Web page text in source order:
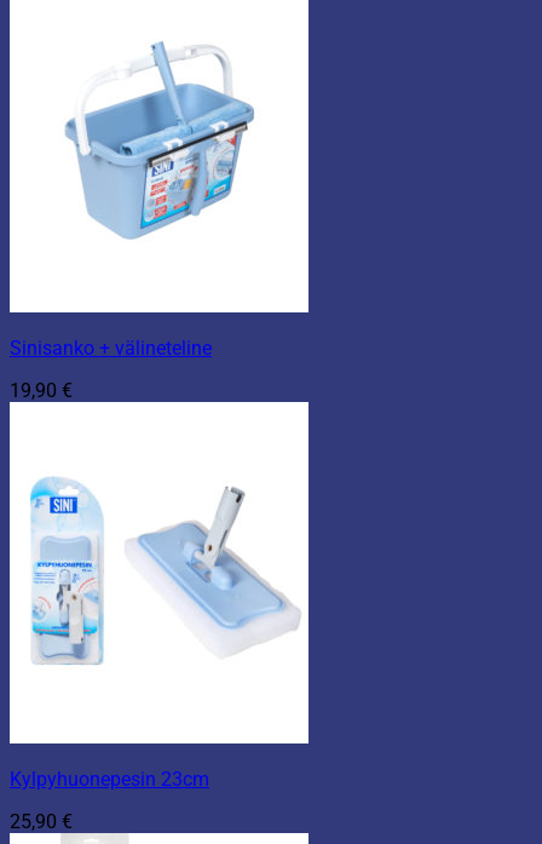
Sinisanko + välineteline
19,90 €
Kylpyhuonepesin 23cm
25,90 €